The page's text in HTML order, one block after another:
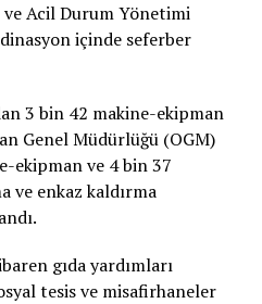
Acil Durum Yönetimi
içinde seferber
3 bin 42 makine-ekipman
Genel Müdürlüğü (OGM)
ekipman ve 4 bin 37
ve enkaz kaldırma
gıda yardımları
tesis ve misafirhaneler